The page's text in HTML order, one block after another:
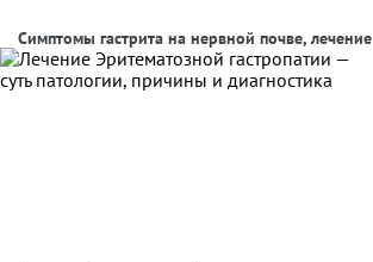
Симптомы гастрита на нервной почве, лечение